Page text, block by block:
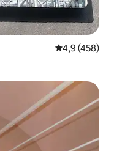
Średnia
4,9 (458)
gości